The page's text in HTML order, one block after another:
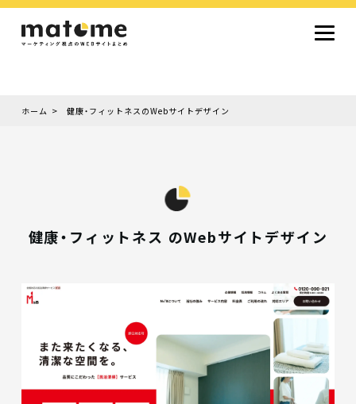
シンプルデザイン
クール・モダン
ナチュラル・温もり系
和風・ジャパニーズ
雑誌風・エディトリアル
イラスト
ミニマルデザイン
タイポグラフィ重視
グラデーション
高級感・ラグジュアリー
グリッドデザイン
フラットデザイン
モーション・アニメーション
テクスチャ・素材感
シングルページ
カラフル・多色
シルバー・銀色
ゴールド・金色
パープル・紫色
ブラウン・茶色
グリーン・緑色
ブルー・青色
イエロー・黄色
オレンジ・橙色
レッド・赤色
ピンク・桃色
グレー・灰色
ブラック・黒色
ホワイト・白色
ライトブルー・水色
ネイビー・紺色
ファッション・トレンド
デザイン・ブランディング
働き方・組織文化・価値観
生活・趣味
NPO・自治体・行政
銀行・金融・フィンテック
健康・フィットネス
車・バイク・乗り物
建築・不動産・空間デザイン
転職・求人
文化・伝統・アート
クリエイティブ・マーケティング
ペット・動物
美容・エステ
教育・子育て・スクール
レストラン・飲食・ウェディング
旅行・観光・ホテル・旅館
医療・介護・ヘルスケア
音楽・映像・エンタメ
IT・ツール・アプリ
農業・畜産・食品
製造・素材・化学
コンサルティング・投資
土木・建設・インフラ整備
デジタルマーケティング・広告
化粧品・美容製品
人材紹介・派遣
法律・会計・士業
製薬・バイオテクノロジー
ホーム 健康・フィットネスのWebサイトデザイン
健康・フィットネス のWebサイトデザイン